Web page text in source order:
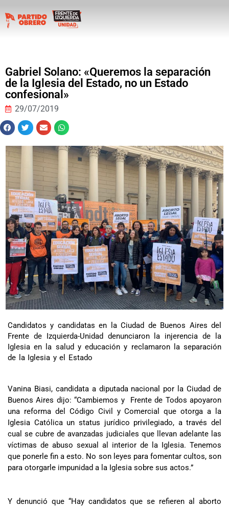
Gabriel Solano: «Queremos la separación
de la Iglesia del Estado, no un Estado
confesional»
29/07/2019
Candidatos y candidatas en la Ciudad de Buenos Aires del
Frente de Izquierda-Unidad denunciaron la injerencia de la
Iglesia en la salud y educación y reclamaron la separación
de la Iglesia y el Estado
Vanina Biasi, candidata a diputada nacional por la Ciudad de
Buenos Aires dijo: “Cambiemos y Frente de Todos apoyaron
una reforma del Código Civil y Comercial que otorga a la
Iglesia Católica un status jurídico privilegiado, a través del
cual se cubre de avanzadas judiciales que llevan adelante las
víctimas de abuso sexual al interior de la Iglesia. Tenemos
que ponerle fin a esto. No son leyes para fomentar cultos, son
para otorgarle impunidad a la Iglesia sobre sus actos.”
Y denunció que “Hay candidatos que se refieren al aborto